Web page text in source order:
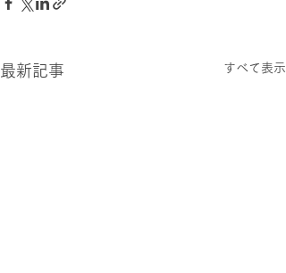
最新記事 すべて表示